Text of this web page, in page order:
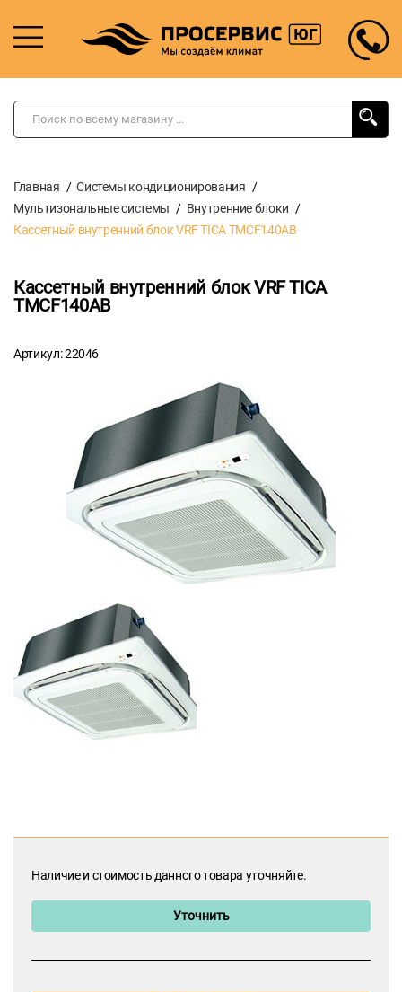
Главная
Системы кондиционирования
Мультизональные системы
Внутренние блоки
Кассетный внутренний блок VRF TICA TMCF140AB
Кассетный внутренний блок VRF TICA
TMCF140AB
Артикул: 22046
Наличие и стоимость данного товара уточняйте.
Уточнить